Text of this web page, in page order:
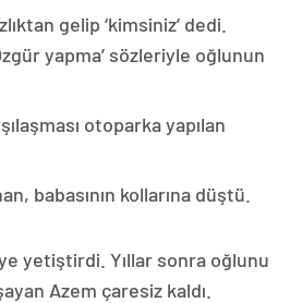
gelip ‘kimsiniz’ dedi.
yapma’ sözleriyle oğlunun
otoparka yapılan
babasının kollarına düştü.
yetiştirdi. Yıllar sonra oğlunu
Azem çaresiz kaldı.